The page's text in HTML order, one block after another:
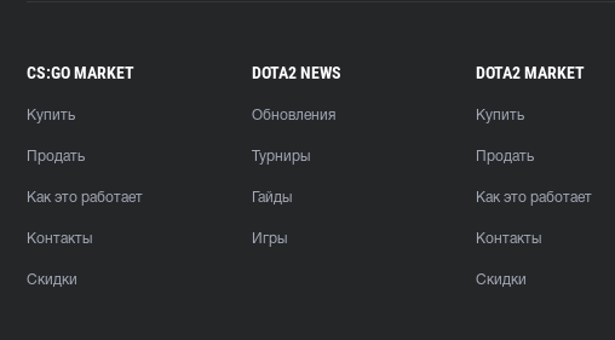
CS:GO MARKET
Купить
Продать
Как это работает
Контакты
Скидки
DOTA2 NEWS
Обновления
Турниры
Гайды
Игры
DOTA2 MARKET
Купить
Продать
Как это работает
Контакты
Скидки